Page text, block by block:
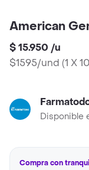
American
$ 15.950 /u
$1595/und (1 X
Disponible
Compra con